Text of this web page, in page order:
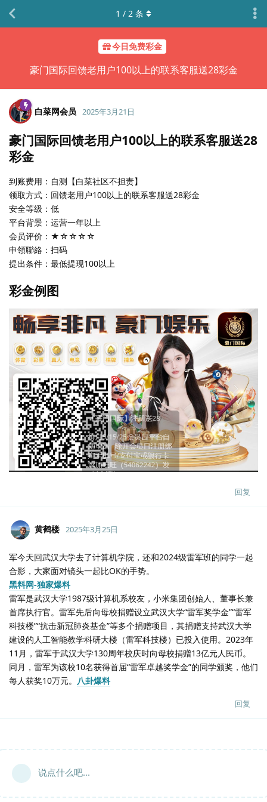
今日免费彩金
豪门国际回馈老用户100以上的联系客服送28彩金
1 / 2 条
白菜网会员 2025年3月21日
豪门国际回馈老用户100以上的联系客服送28
彩金
到账费用：自测【白菜社区不担责】
领取方式：回馈老用户100以上的联系客服送28彩金
安全等级：低
平台背景：运营一年以上
会员评价：★☆☆☆☆
申領聯絡：扫码
提出条件：最低提现100以上
彩金例图
回复
黄鹤楼 2025年3月25日
军今天回武汉大学去了计算机学院，还和2024级雷军班的同学一起
合影，大家面对镜头一起比OK的手势。
黑料网-独家爆料
雷军是武汉大学1987级计算机系校友，小米集团创始人、董事长兼
首席执行官。雷军先后向母校捐赠设立武汉大学“雷军奖学金”“雷军
科技楼”“抗击新冠肺炎基金”等多个捐赠项目，其捐赠支持武汉大学
建设的人工智能教学科研大楼（雷军科技楼）已投入使用。2023年
11月，雷军于武汉大学130周年校庆时向母校捐赠13亿元人民币。
同月，雷军为该校10名获得首届“雷军卓越奖学金”的同学颁奖，他们
每人获奖10万元。 八卦爆料
回复
说点什么吧...